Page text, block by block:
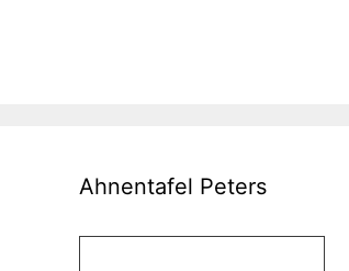
Ahnentafel Peters